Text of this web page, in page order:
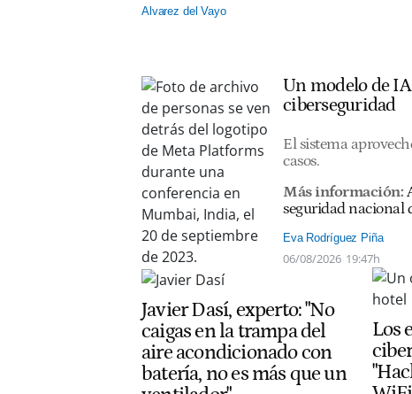
Alvarez del Vayo
Un modelo de
ciberseguridad
El sistema
casos.
Más información:
seguridad nacional
Eva Rodríguez Piña
06/08/2026 19:47h
Javier Dasí, experto: "No
caigas en la trampa del
aire acondicionado con
batería, no es más que un
Los